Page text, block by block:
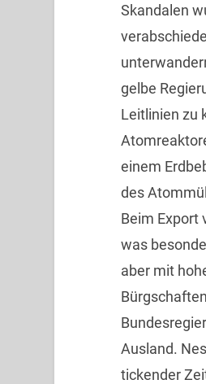
Skandalen
gelbe
Leitlinien zu
einem
des
Beim Export
was
aber mit
Ausland.
tickender